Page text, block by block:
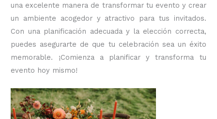
una excelente manera de transformar tu evento y crear
un ambiente acogedor y atractivo para tus invitados.
Con una planificación adecuada y la elección correcta,
puedes asegurarte de que tu celebración sea un éxito
memorable. ¡Comienza a planificar y transforma tu
evento hoy mismo!